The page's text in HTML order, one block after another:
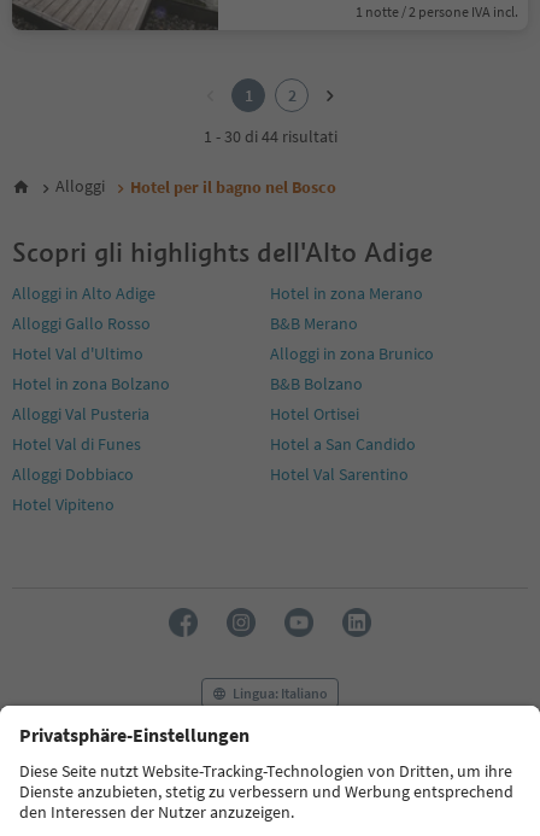
1 notte / 2 persone IVA incl.
1
2
1 - 30 di 44 risultati
Alloggi Hotel per il bagno nel Bosco
Scopri gli highlights dell'Alto Adige
Alloggi in Alto Adige
Hotel in zona Merano
Alloggi Gallo Rosso
B&B Merano
Hotel Val d'Ultimo
Alloggi in zona Brunico
Hotel in zona Bolzano
B&B Bolzano
Alloggi Val Pusteria
Hotel Ortisei
Hotel Val di Funes
Hotel a San Candido
Alloggi Dobbiaco
Hotel Val Sarentino
Hotel Vipiteno
Lingua: Italiano
FAQ Contatti Press MICE
Privacy Policy
Termini e condizioni
Crediti
Cookie Policy